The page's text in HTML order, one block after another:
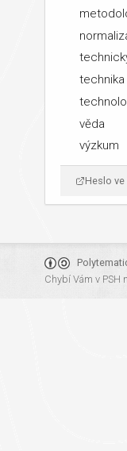
technika
věda
výzkum
Heslo ve
Chybí Vám v PSH